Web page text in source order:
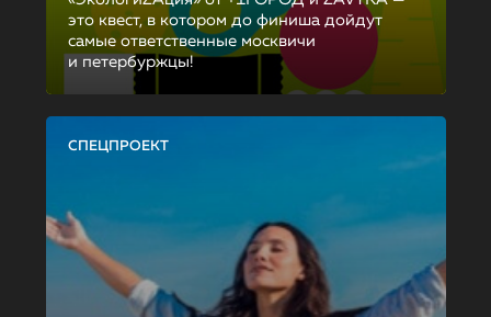
это квест, в котором до финиша дойдут
самые ответственные москвичи
и петербуржцы!
СПЕЦПРОЕКТ